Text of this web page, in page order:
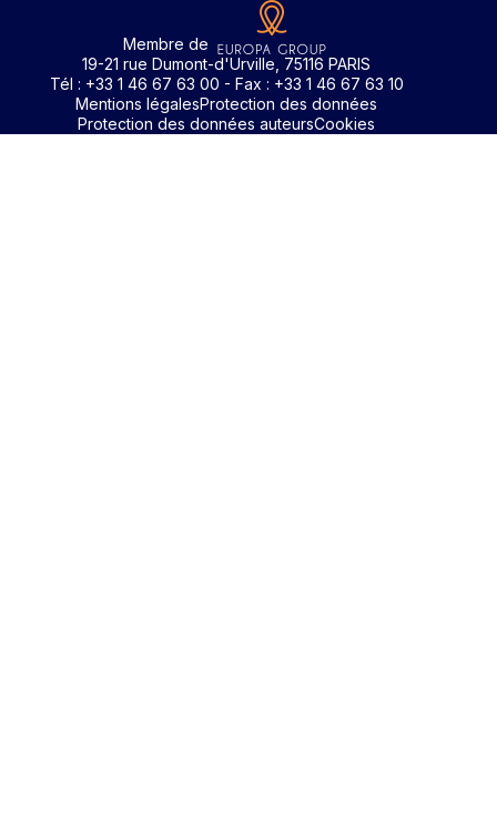
Membre de
19-21 rue Dumont-d'Urville, 75116 PARIS
Tél : +33 1 46 67 63 00 - Fax : +33 1 46 67 63 10
Mentions légalesProtection des données
Protection des données auteursCookies